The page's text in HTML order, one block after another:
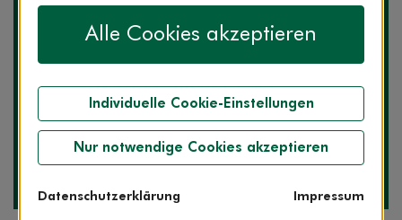
Die Expertin zum Thema
Birgit Kämmerer-Mroß
Apothekerin
Alle Cookies akzeptieren
Individuelle Cookie-Einstellungen
Nur notwendige Cookies akzeptieren
Datenschutzerklärung Impressum